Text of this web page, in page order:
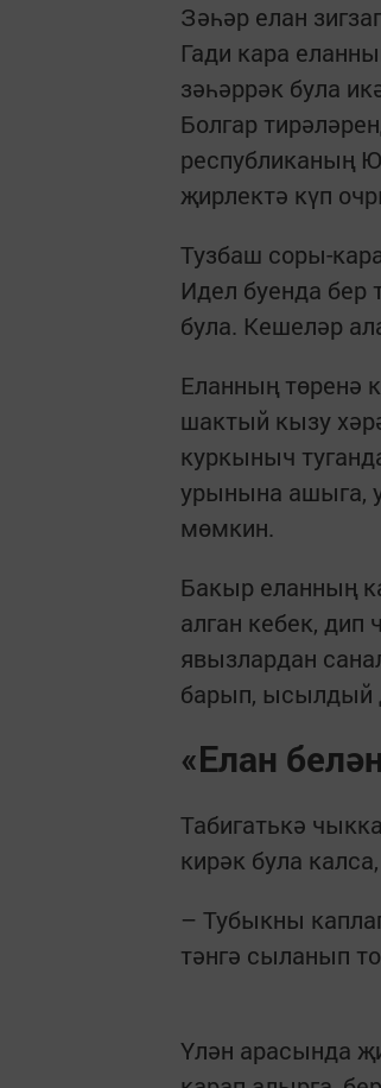
Зәһәр елан
Гади кара
зәһәррәк була
Болгар
республиканың
җирлектә күп
Тузбаш соры-
Идел буенда бер
була. Кешеләр
Еланның төренә
шактый кызу
куркыныч
урынына ашыга,
мөмкин.
Бакыр еланның
алган кебек,
явызлардан
барып, ысылдый
«Елан
Табигатькә
кирәк була
– Тубыкны
тәнгә сыланып
Үлән арасында